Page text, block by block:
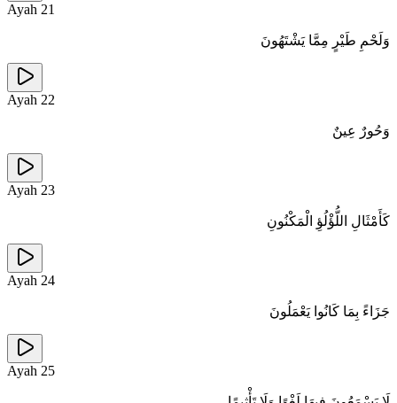
Ayah 21
وَلَحْمِ طَيْرٍ مِمَّا يَشْتَهُونَ
Ayah 22
وَحُورٌ عِينٌ
Ayah 23
كَأَمْثَالِ اللُّؤْلُؤِ الْمَكْنُونِ
Ayah 24
جَزَاءً بِمَا كَانُوا يَعْمَلُونَ
Ayah 25